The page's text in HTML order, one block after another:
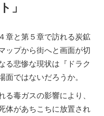
」
章と第５章で訪れる炭鉱
ップから街へと画面が切
る悲惨な現状は『ドラク
面ではないだろうか。
毒ガスの影響により、
体があちこちに放置され